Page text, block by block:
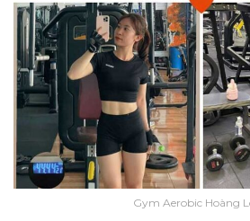
Gym Aerobic Hoàng